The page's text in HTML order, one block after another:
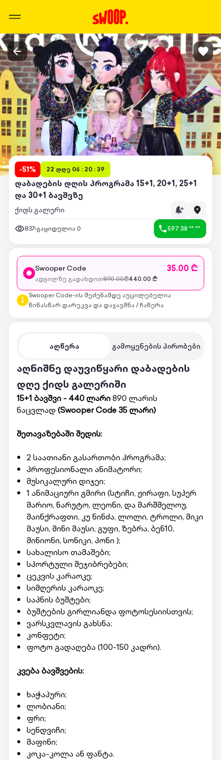
-51% 22 დღე 06 : 20 : 39
დაბადების დღის პროგრამა 15+1, 20+1, 25+1
და 30+1 ბავშვზე
ქიდს გალერი
837 გაყიდულია 0 597 38 ** **
აღწერა გამოყენების პირობები
აღნიშნე დაუვიწყარი დაბადების
დღე ქიდს გალერიში
15+1 ბავშვი - 440 ლარი890 ლარის
ნაცვლად (Swooper Code 35 ლარი)
შეთავაზებაში შედის:
2 საათიანი გასართობი პროგრამა;
პროფესიონალი ანიმატორი;
მუსიკალური დიჯეი;
1 ანიმაციური გმირი (სტიჩი, ჟირაფი, სუპერ
მარიო, ნარუტო, ლეონი, და მარშმელოუ,
მაინქრაფთი, კუ ნინძა, ლოლი, ტროლი, მიკი
მაუსი, მინი მაუსი, გუფი, ზებრა, ბენ10,
მინიონი, სონიკი, პონი );
სახალისო თამაშები;
სპორტული შეჯიბრებები;
ცეკვის კარაოკე;
სიმღერის კარაოკე;
საპნის ბუშტები;
ბუშტების გირლიანდა ფოტოსესიისთვის;
ვარსკვლავის გახსნა;
კონფეტი;
ფოტო გადაღება (100-150 კადრი).
კვება ბავშვების:
ხაჭაპური;
ლობიანი;
ფრი;
სენდვიჩი;
მაფინი;
კოკა-კოლა ან ფანტა.
Swooper Code 35.00 ₾
ადგილზე გადახდით890.00₾440.00 ₾
Swooper Code-ის შეძენამდე აუცილებელია
წინასწარ დარეკვა და დაჯავშნა / ჩაწერა